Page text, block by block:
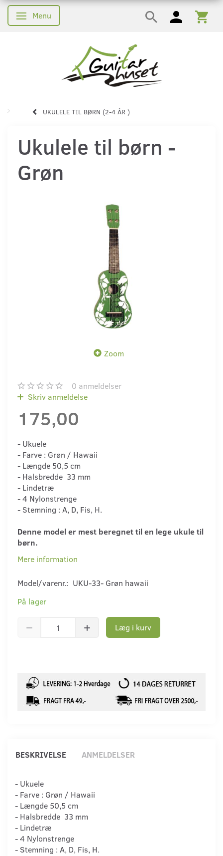
Skifte navigation
Menu
UKULELE TIL BØRN (2-4 ÅR )
Ukulele til børn -
Grøn
Zoom
0 anmeldelser
Skriv anmeldelse
175,00
- Ukuele
- Farve : Grøn / Hawaii
- Længde 50,5 cm
- Halsbredde 33 mm
- Lindetræ
- 4 Nylonstrenge
- Stemning : A, D, Fis, H.
Denne model er mest beregnet til en lege ukule til
børn.
Mere information
Model/varenr.: UKU-33- Grøn hawaii
På lager
Læg i kurv
BESKRIVELSE ANMELDELSER
- Ukuele
- Farve : Grøn / Hawaii
- Længde 50,5 cm
- Halsbredde 33 mm
- Lindetræ
- 4 Nylonstrenge
- Stemning : A, D, Fis, H.